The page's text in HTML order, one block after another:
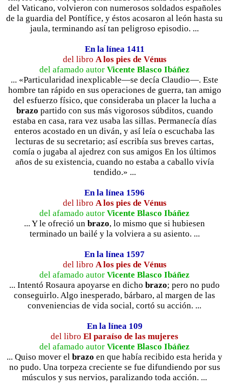
del Vaticano, volvieron con numerosos soldados españoles
de la guardia del Pontífice, y éstos acosaron al león hasta su
jaula, terminando así tan peligroso episodio. ...
En la línea 1411
del libro A los pies de Vénus
del afamado autor Vicente Blasco Ibáñez
... «Particularidad inexplicable—se decía Claudio—. Este
hombre tan rápido en sus operaciones de guerra, tan amigo
del esfuerzo físico, que consideraba un placer la lucha a
brazo partido con sus más vigorosos súbditos, cuando
estaba en casa, rara vez usaba las sillas. Permanecía días
enteros acostado en un diván, y así leía o escuchaba las
lecturas de su secretario; así escribía sus breves cartas,
comía o jugaba al ajedrez con sus amigos En los últimos
años de su existencia, cuando no estaba a caballo vivía
tendido.» ...
En la línea 1596
del libro A los pies de Vénus
del afamado autor Vicente Blasco Ibáñez
... Y le ofreció un brazo, lo mismo que si hubiesen
terminado un bailé y la volviera a su asiento. ...
En la línea 1597
del libro A los pies de Vénus
del afamado autor Vicente Blasco Ibáñez
... Intentó Rosaura apoyarse en dicho brazo; pero no pudo
conseguirlo. Algo inesperado, bárbaro, al margen de las
conveniencias de vida social, cortó su acción. ...
En la línea 109
del libro El paraíso de las mujeres
del afamado autor Vicente Blasco Ibáñez
... Quiso mover el brazo en que había recibido esta herida y
no pudo. Una torpeza creciente se fue difundiendo por sus
músculos y sus nervios, paralizando toda acción. ...